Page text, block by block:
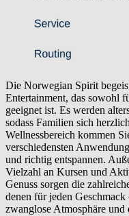
Die Norwegian Spirit
Entertainment, das sowohl
geeignet ist. Es werden
sodass Familien sich
Wellnessbereich kommen
verschiedensten
und richtig entspannen.
Vielzahl an Kursen und
Genuss sorgen die
denen für jeden
zwanglose Atmosphäre und